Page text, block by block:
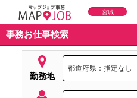
宮城
事務お仕事検索
勤務地